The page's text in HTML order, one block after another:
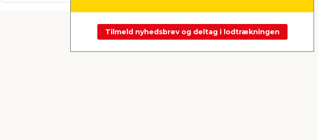
Næste
Tilmeld nyhedsbrev og deltag i lodtrækningen